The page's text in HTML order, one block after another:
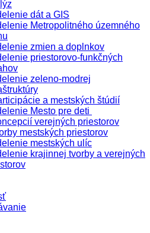
dát a GIS
Metropolitného územného
zmien a doplnkov
priestorovo-funkčných
zeleno-modrej
a mestských štúdií
Mesto pre deti
verejných priestorov
mestských priestorov
mestských ulíc
krajinnej tvorby a verejných